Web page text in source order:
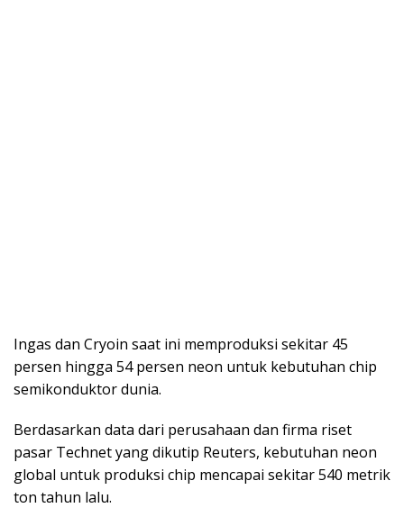
Ingas dan Cryoin saat ini memproduksi sekitar 45
persen hingga 54 persen neon untuk kebutuhan chip
semikonduktor dunia.
Berdasarkan data dari perusahaan dan firma riset
pasar Technet yang dikutip Reuters, kebutuhan neon
global untuk produksi chip mencapai sekitar 540 metrik
ton tahun lalu.